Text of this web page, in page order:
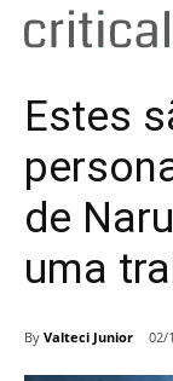
Estes
de
uma
By Valteci Junior 02/